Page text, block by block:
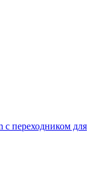
с переходником для